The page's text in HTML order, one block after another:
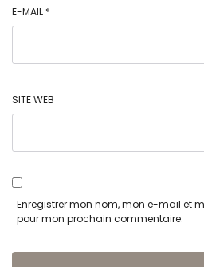
E-MAIL *
SITE WEB
Enregistrer mon nom, mon e-mail et
pour mon prochain commentaire.